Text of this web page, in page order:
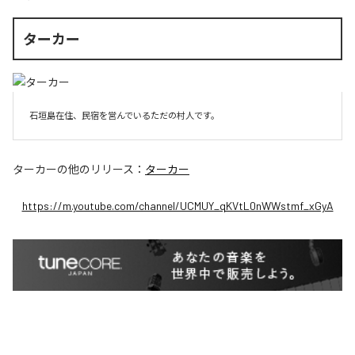
ターカー
石垣島在住、民宿を営んでいるただの村人です。
ターカーの他のリリース： ターカー
https://m.youtube.com/channel/UCMUY_qKVtL0nWWstmf_xGyA